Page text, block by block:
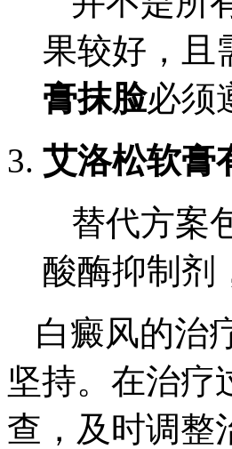
果较好，且
膏抹脸必须
艾洛松软膏
替代方案
酸酶抑制剂
白癜风的治
坚持。在治疗
查，及时调整